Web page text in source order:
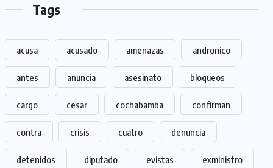
Tags
acusa acusado amenazas andronico
antes anuncia asesinato bloqueos
cargo cesar cochabamba confirman
contra crisis cuatro denuncia
detenidos diputado evistas exministro